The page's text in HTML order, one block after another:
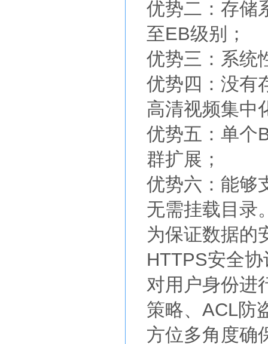
优势二：存储
至EB级别；
优势三：系统
优势四：没有
高清视频集中
优势五：单个
群扩展；
优势六：能够
无需挂载目录
为保证数据的
HTTPS安全
对用户身份进
策略、ACL防
方位多角度确